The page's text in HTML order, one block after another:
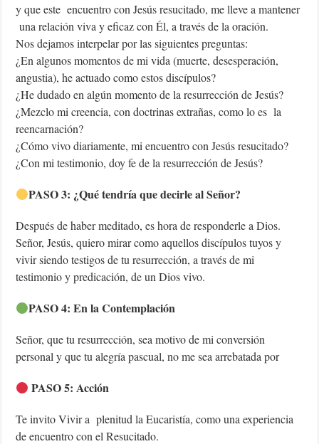
y que este encuentro con Jesús resucitado, me lleve a mantener
una relación viva y eficaz con Él, a través de la oración.
Nos dejamos interpelar por las siguientes preguntas:
¿En algunos momentos de mi vida (muerte, desesperación,
angustia), he actuado como estos discípulos?
¿He dudado en algún momento de la resurrección de Jesús?
¿Mezclo mi creencia, con doctrinas extrañas, como lo es la
reencarnación?
¿Cómo vivo diariamente, mi encuentro con Jesús resucitado?
¿Con mi testimonio, doy fe de la resurrección de Jesús?
PASO 3: ¿Qué tendría que decirle al Señor?
Después de haber meditado, es hora de responderle a Dios.
Señor, Jesús, quiero mirar como aquellos discípulos tuyos y
vivir siendo testigos de tu resurrección, a través de mi
testimonio y predicación, de un Dios vivo.
PASO 4: En la Contemplación
Señor, que tu resurrección, sea motivo de mi conversión
personal y que tu alegría pascual, no me sea arrebatada por
PASO 5: Acción
Te invito Vivir a plenitud la Eucaristía, como una experiencia
de encuentro con el Resucitado.